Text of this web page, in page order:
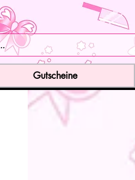
Gutscheine